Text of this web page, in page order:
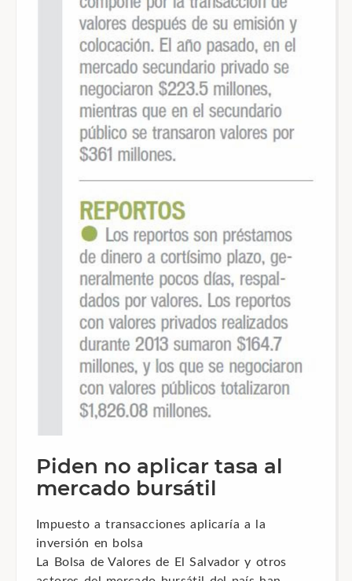
Piden no aplicar tasa al
mercado bursátil
Impuesto a transacciones aplicaría a la
inversión en bolsa
La Bolsa de Valores de El Salvador y otros